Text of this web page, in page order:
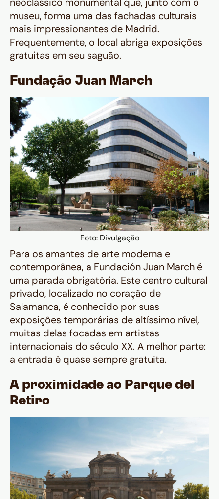
museu, forma uma das fachadas culturais
mais impressionantes de Madrid.
Frequentemente, o local abriga exposições
gratuitas em seu saguão.
Fundação Juan March
Foto: Divulgação
Para os amantes de arte moderna e
contemporânea, a Fundación Juan March é
uma parada obrigatória. Este centro cultural
privado, localizado no coração de
Salamanca, é conhecido por suas
exposições temporárias de altíssimo nível,
muitas delas focadas em artistas
internacionais do século XX. A melhor parte:
a entrada é quase sempre gratuita.
A proximidade ao Parque del
Retiro